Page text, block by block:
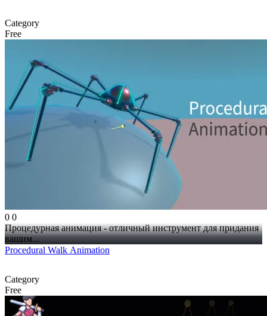
Category
Free
0 0
Процедурная анимация - отличный инструмент для придания
вашим...
Procedural Walk Animation
Category
Free